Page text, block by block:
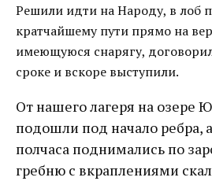
Решили идти на Народу, в лоб
кратчайшему пути прямо на
имеющуюся снарягу,
сроке и вскоре выступили.
От нашего лагеря на озере
подошли под начало ребра,
полчаса поднимались по
гребню с вкраплениями